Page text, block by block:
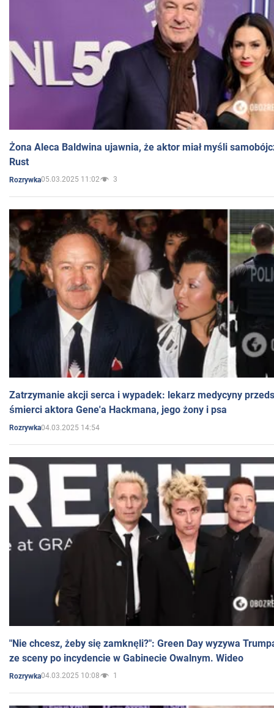
Żona Aleca Baldwina ujawnia, że aktor miał myśli
Rust
Rozrywka05.03.2025 11:02 3
Zatrzymanie akcji serca i wypadek: lekarz medycyny
śmierci aktora Gene'a Hackmana, jego żony i psa
Rozrywka04.03.2025 14:54
"Nie chcesz, żeby się zamknęli?": Green Day wyzywa
ze sceny po incydencie w Gabinecie Owalnym. Wideo
Rozrywka04.03.2025 10:08 1